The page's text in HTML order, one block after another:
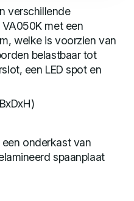
verschillende
met een
welke is voorzien van
belastbaar tot
een LED spot en
een onderkast van
spaanplaat